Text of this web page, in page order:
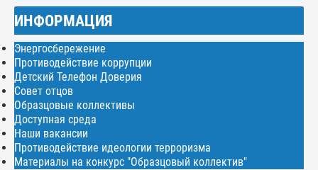
ИНФОРМАЦИЯ
Энергосбережение
Противодействие коррупции
Детский Телефон Доверия
Совет отцов
Образцовые коллективы
Доступная среда
Наши вакансии
Противодействие идеологии терроризма
Материалы на конкурс "Образцовый коллектив"